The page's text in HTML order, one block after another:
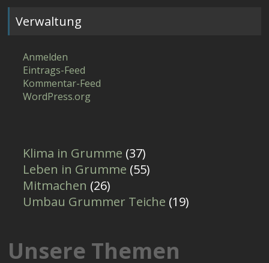
Verwaltung
Anmelden
Eintrags-Feed
Kommentar-Feed
WordPress.org
Klima in Grumme (37)
Leben in Grumme (55)
Mitmachen (26)
Umbau Grummer Teiche (19)
Unsere Themen